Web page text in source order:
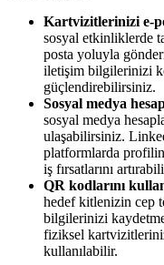
Kartvizitlerinizi e-
sosyal etkinliklerde
posta yoluyla
iletişim bilgilerinizi
güçlendirebilirsiniz.
Sosyal medya
sosyal medya
ulaşabilirsiniz.
platformlarda
iş fırsatlarını
QR kodlarını
hedef kitlenizin cep
bilgilerinizi
fiziksel
kullanılabilir.